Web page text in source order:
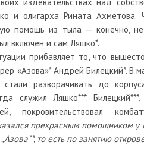
и олигарха Рината
помощь из тыла — конечно, не
включен и сам Ляшко*.
прибавляет то, что
«Азова»* Андрей Билецкий*. В
стали разворачивать до
служил Ляшко***. Билецкий***,
покровительствовал
прекрасным помощником у
*, то есть по занятию